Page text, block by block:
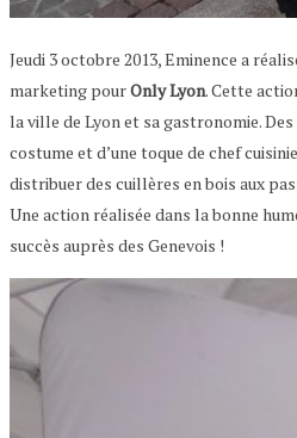
Jeudi 3 octobre 2013, Eminence a
marketing pourOnly Lyon. Cette
la ville de Lyon et sa gastronomie.
costume et d’une toque de chef
distribuer des cuillères en bois aux
Une action réalisée dans la bonne
succès auprès des Genevois !